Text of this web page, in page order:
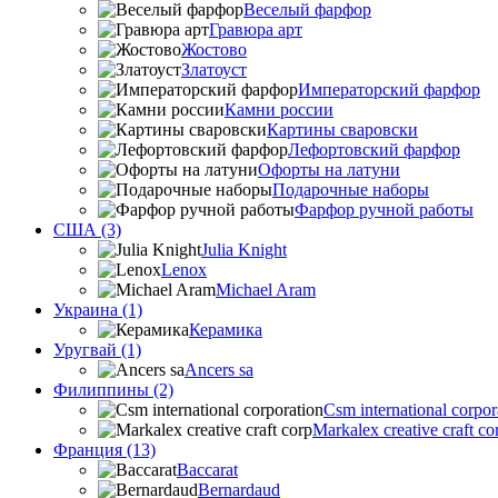
Веселый фарфор
Гравюра арт
Жостово
Златоуст
Императорский фарфор
Камни россии
Картины сваровски
Лефортовский фарфор
Офорты на латуни
Подарочные наборы
Фарфор ручной работы
США (3)
Julia Knight
Lenox
Michael Aram
Украина (1)
Керамика
Уругвай (1)
Ancers sa
Филиппины (2)
Csm international
Markalex creative craft
Франция (13)
Baccarat
Bernardaud